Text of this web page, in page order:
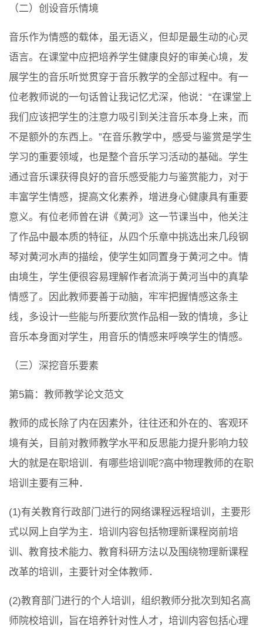
（二）创设音乐情境
音乐作为情感的载体，虽无语义，但却是最生动的心灵
语言。在课堂中应把培养学生健康良好的审美心境，发
展学生的音乐听觉贯穿于音乐教学的全部过程中。有一
位老教师说的一句话曾让我记忆尤深，他说：“在课堂上
我们应该把学生的注意力吸引到关注音乐本身上来，而
不是额外的东西上。”在音乐教学中，感受与鉴赏是学生
学习的重要领域，也是整个音乐学习活动的基础。学生
通过音乐课获得良好的音乐感受能力与鉴赏能力，对于
丰富学生情感，提高文化素养，增进身心健康具有重要
意义。有位老师曾在讲《黄河》这一节课当中，他关注
了作品中最本质的特征，从四个乐章中挑选出来几段钢
琴对黄河水声的描绘，使学生如同置身于黄河之中。情
由境生，学生便很容易理解作者流淌于黄河当中的真挚
情感了。因此教师要善于动脑，牢牢把握情感这条主
线，多设计一些能与所要欣赏作品相一致的情境，多让
音乐本身面对学生，用音乐的情感来呼唤学生的情感。
（三）深挖音乐要素
第5篇：教师教学论文范文
教师的成长除了内在因素外，往往还和外在的、客观环
境有关，目前对教师教学水平和反思能力提升影响力较
大的就是在职培训．有哪些培训呢?高中物理教师的在职
培训主要有三种．
(1)有关教育行政部门进行的网络课程远程培训，主要形
式以网上自学为主．培训内容包括物理新课程岗前培
训、教育技术能力、教育科研方法以及围绕物理新课程
改革的培训，主要针对全体教师．
(2)教育部门进行的个人培训，组织教师分批次到知名高
师院校培训，旨在培养针对性人才，培训内容包括心理